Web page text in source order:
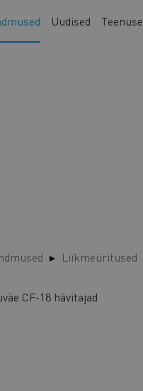
Uudised
Liikmeüritused